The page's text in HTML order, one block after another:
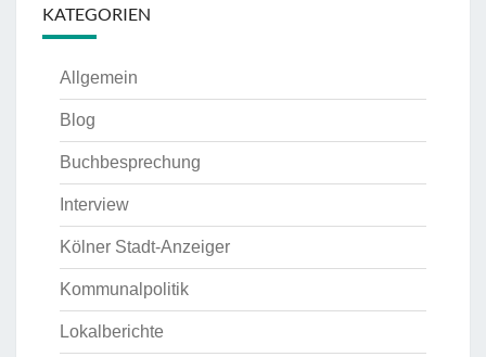
KATEGORIEN
Allgemein
Blog
Buchbesprechung
Interview
Kölner Stadt-Anzeiger
Kommunalpolitik
Lokalberichte